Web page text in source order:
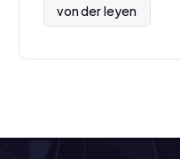
von der leyen